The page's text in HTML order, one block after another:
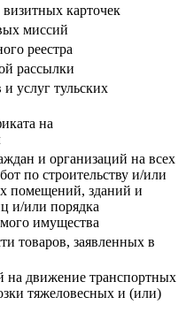
карточек
миссий
реестра
рассылки
услуг тульских
на
и организаций на всех
по строительству и/или
помещений, зданий и
и/или порядка
имущества
товаров, заявленных в
на движение транспортных
тяжеловесных и (или)